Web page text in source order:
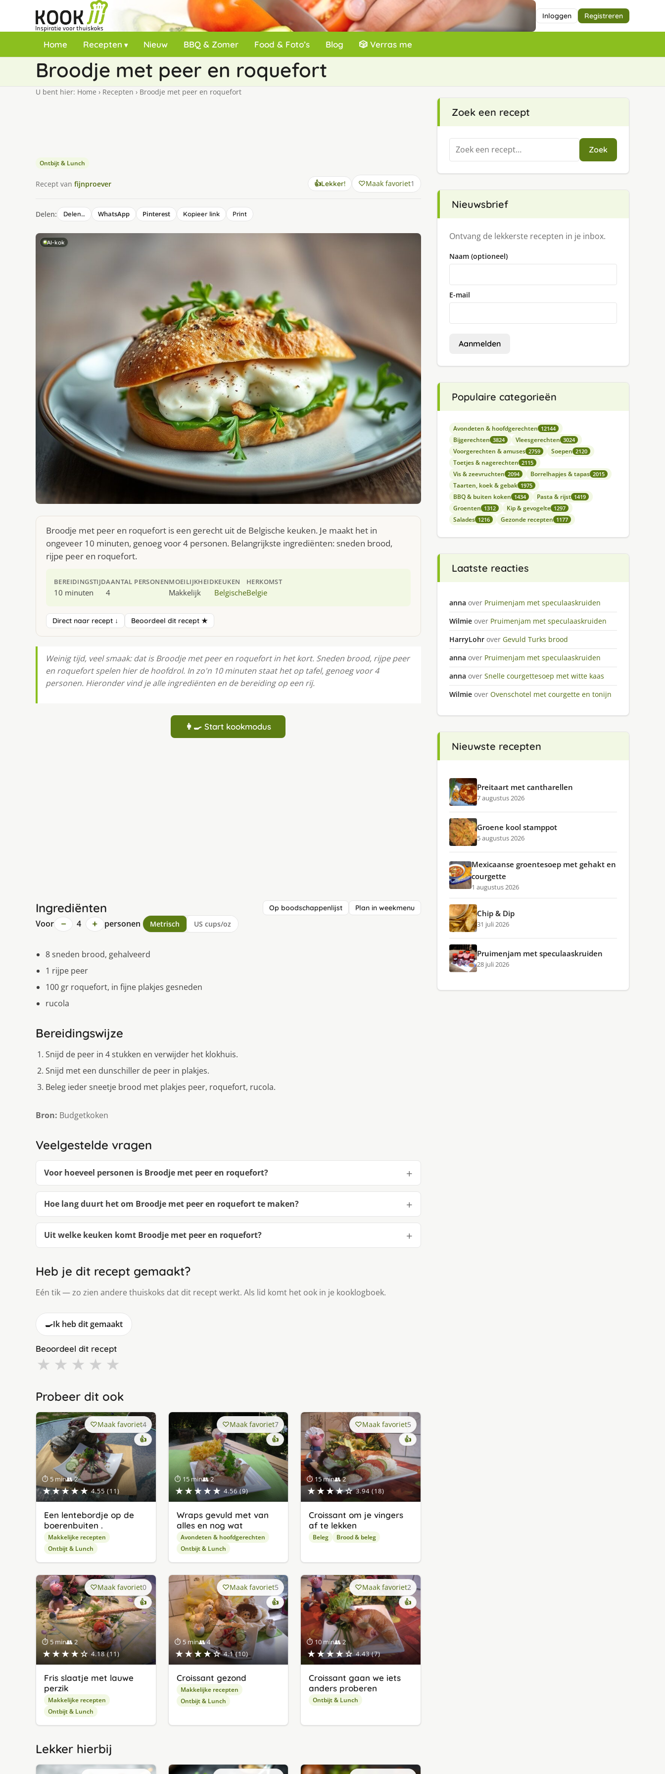
Inloggen Registreren
Home Recepten Nieuw BBQ & Zomer Food & Foto’s Blog 🎲 Verras me
Broodje met peer en roquefort
U bent hier: Home › Recepten › Broodje met peer en roquefort
Ontbijt & Lunch
Recept van fijnproever 👍Lekker! Maak favoriet1
Delen: Delen… WhatsApp Pinterest Kopieer link Print
AI-kok
Broodje met peer en roquefort is een gerecht uit de Belgische keuken. Je maakt het in
ongeveer 10 minuten, genoeg voor 4 personen. Belangrijkste ingrediënten: sneden brood,
rijpe peer en roquefort.
BEREIDINGSTIJD
10 minuten
AANTAL PERSONEN
4
MOEILIJKHEID
Makkelijk
KEUKEN
Belgische
HERKOMST
Belgie
Direct naar recept ↓ Beoordeel dit recept ★
Weinig tijd, veel smaak: dat is Broodje met peer en roquefort in het kort. Sneden brood, rijpe peer
en roquefort spelen hier de hoofdrol. In zo'n 10 minuten staat het op tafel, genoeg voor 4
personen. Hieronder vind je alle ingrediënten en de bereiding op een rij.
👩‍🍳 Start kookmodus
Ingrediënten Op boodschappenlijst Plan in weekmenu
Voor − 4 + personen Metrisch US cups/oz
8 sneden brood, gehalveerd
1 rijpe peer
100 gr roquefort, in fijne plakjes gesneden
rucola
Bereidingswijze
Snijd de peer in 4 stukken en verwijder het klokhuis.
Snijd met een dunschiller de peer in plakjes.
Beleg ieder sneetje brood met plakjes peer, roquefort, rucola.
Bron: Budgetkoken
Veelgestelde vragen
Voor hoeveel personen is Broodje met peer en roquefort?
Hoe lang duurt het om Broodje met peer en roquefort te maken?
Uit welke keuken komt Broodje met peer en roquefort?
Heb je dit recept gemaakt?
Eén tik — zo zien andere thuiskoks dat dit recept werkt. Als lid komt het ook in je kooklogboek.
🍳Ik heb dit gemaakt
Beoordeel dit recept
★ ★ ★ ★ ★
Probeer dit ook
⏱ 5 min👥 2
★★★★★ 4.55 (11)
Maak favoriet4
👍
Een lentebordje op de
boerenbuiten .
Makkelijke recepten
Ontbijt & Lunch
⏱ 15 min👥 2
★★★★★ 4.56 (9)
Maak favoriet7
👍
Wraps gevuld met van
alles en nog wat
Avondeten & hoofdgerechten
Ontbijt & Lunch
⏱ 15 min👥 2
★★★★☆ 3.94 (18)
Maak favoriet5
👍
Croissant om je vingers
af te lekken
Beleg Brood & beleg
⏱ 5 min👥 2
★★★★☆ 4.18 (11)
Maak favoriet0
👍
Fris slaatje met lauwe
perzik
Makkelijke recepten
Ontbijt & Lunch
⏱ 5 min👥 4
★★★★☆ 4.1 (10)
Maak favoriet5
👍
Croissant gezond
Makkelijke recepten
Ontbijt & Lunch
⏱ 10 min👥 2
★★★★☆ 4.43 (7)
Maak favoriet2
👍
Croissant gaan we iets
anders proberen
Ontbijt & Lunch
Lekker hierbij
Zoek een recept
Zoeken
naar:
Zoek
Nieuwsbrief
Ontvang de lekkerste recepten in je inbox.
Naam (optioneel)
E-mail
Aanmelden
Populaire categorieën
Avondeten & hoofdgerechten 12144
Bijgerechten 3824 Vleesgerechten 3024
Voorgerechten & amuses 2759 Soepen 2120
Toetjes & nagerechten 2115
Vis & zeevruchten 2094 Borrelhapjes & tapas 2015
Taarten, koek & gebak 1975
BBQ & buiten koken 1434 Pasta & rijst 1419
Groenten 1312 Kip & gevogelte 1297
Salades 1216 Gezonde recepten 1177
Laatste reacties
anna over Pruimenjam met speculaaskruiden
Wilmie over Pruimenjam met speculaaskruiden
HarryLohr over Gevuld Turks brood
anna over Pruimenjam met speculaaskruiden
anna over Snelle courgettesoep met witte kaas
Wilmie over Ovenschotel met courgette en tonijn
Nieuwste recepten
Preitaart met cantharellen
7 augustus 2026
Groene kool stamppot
5 augustus 2026
Mexicaanse groentesoep met gehakt en
courgette
1 augustus 2026
Chip & Dip
31 juli 2026
Pruimenjam met speculaaskruiden
28 juli 2026